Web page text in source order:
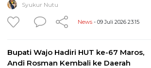
Syukur Nutu
News - 09 Juli 2026 23:15
Bupati Wajo Hadiri HUT ke-67 Maros,
Andi Rosman Kembali ke Daerah